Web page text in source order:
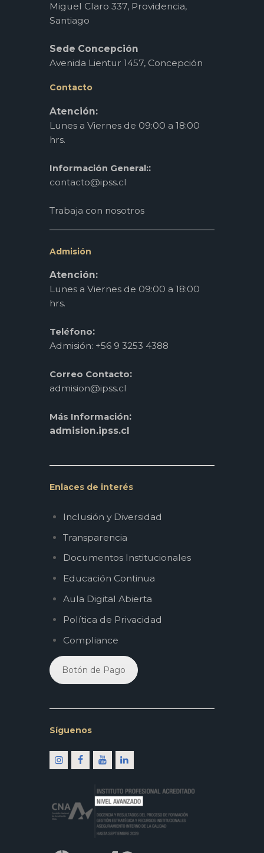
Miguel Claro 337, Providencia,
Santiago
Sede Concepción
Avenida Lientur 1457, Concepción
Contacto
Atención:
Lunes a Viernes de 09:00 a 18:00
hrs.
Información General::
contacto@ipss.cl
Trabaja con nosotros
Admisión
Atención:
Lunes a Viernes de 09:00 a 18:00
hrs.
Teléfono:
Admisión: +56 9 3253 4388
Correo Contacto:
admision@ipss.cl
Más Información:
admision.ipss.cl
Enlaces de interés
Inclusión y Diversidad
Transparencia
Documentos Institucionales
Educación Continua
Aula Digital Abierta
Política de Privacidad
Compliance
Botón de Pago
Síguenos